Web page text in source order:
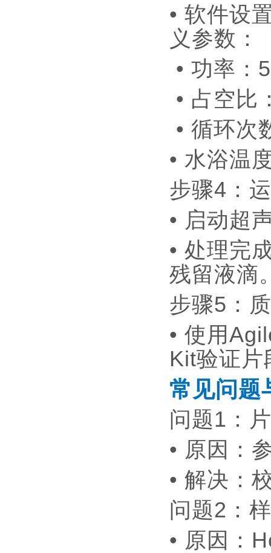
• 软件设
义参数
• 功率
• 占空
• 循环
• 水浴温
步骤4：
• 启动超
• 处理完
残留液
步骤5：
• 使用
Kit验证
常见问题
问题1：
• 原因：
• 解决：
问题2：
• 原因：